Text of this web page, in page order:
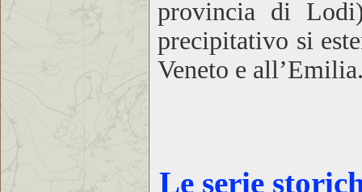
provincia di
precipitativo si
Veneto e
Le serie